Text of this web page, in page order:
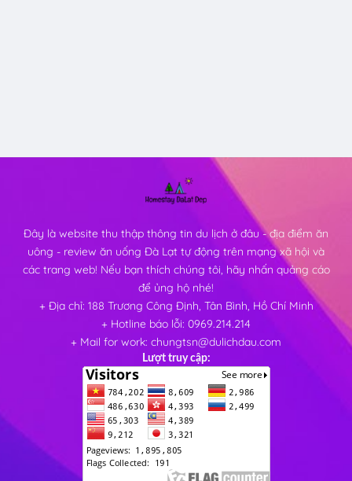
Đây là website thu thập thông tin du lịch ở đâu - địa điểm ăn
uông - review ăn uống Đà Lạt tự động trên mạng xã hội và
các trang web! Nếu bạn thích chúng tôi, hãy nhấn quảng cáo
để ủng hộ nhé!
+ Địa chỉ: 188 Trương Công Định, Tân Bình, Hồ Chí Minh
+ Hotline báo lỗi: 0969.214.214
+ Mail for work: chungtsn@dulichdau.com
Lượt truy cập: